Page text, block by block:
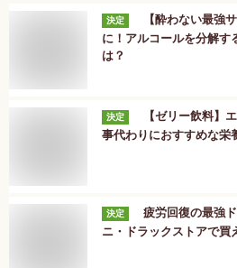
決定
【酔わない最強
に！アルコールを分解す
は？
決定
【ゼリー飲料】
事代わりにおすすめな栄
決定
疲労回復の最強
ニ・ドラックストアで買